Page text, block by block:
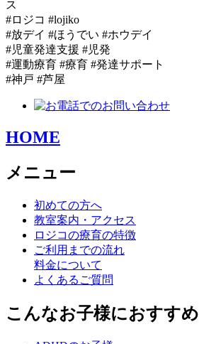
ス
#ロジコ #lojiko
#放デイ #ほうでい #ホウデイ
#児童発達支援 #児発
#運動療育 #療育 #発達サポート
#神戸 #芦屋
HOME
メニュー
初めての方へ
教室案内・アクセス
ロジコの療育の特徴
ご利用までの流れ
料金について
よくあるご質問
こんなお子様におすすめ